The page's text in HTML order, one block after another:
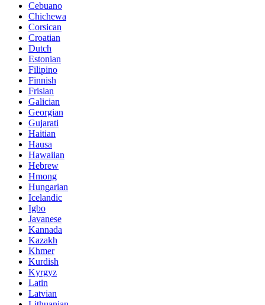
Cebuano
Chichewa
Corsican
Croatian
Dutch
Estonian
Filipino
Finnish
Frisian
Galician
Georgian
Gujarati
Haitian
Hausa
Hawaiian
Hebrew
Hmong
Hungarian
Icelandic
Igbo
Javanese
Kannada
Kazakh
Khmer
Kurdish
Kyrgyz
Latin
Latvian